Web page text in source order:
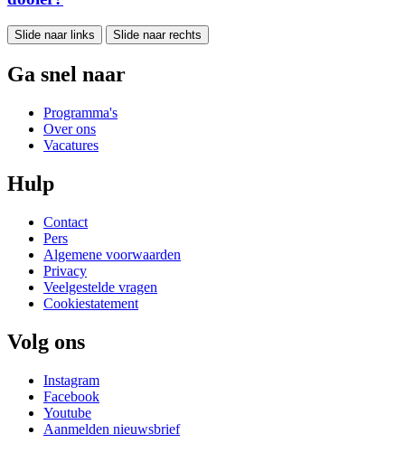
Slide naar links Slide naar rechts
Ga snel naar
Programma's
Over ons
Vacatures
Hulp
Contact
Pers
Algemene voorwaarden
Privacy
Veelgestelde vragen
Cookiestatement
Volg ons
Instagram
Facebook
Youtube
Aanmelden nieuwsbrief